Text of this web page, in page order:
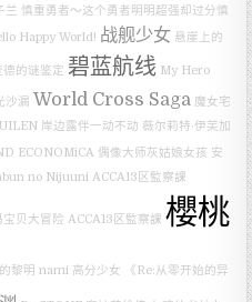
兰 慎重勇者～这个勇者明明超强却过分慎
Happy World! 战舰少女 悬崖上的
的谜鉴定 碧蓝航线 My Hero
沙漏 World Cross Saga 魔女宅
岸边露伴一动不动 薇尔莉特·伊芙加
ECONOMiCA 偶像大师灰姑娘女孩 安
no Nijuuni ACCA13区監察課
宝贝大冒险 ACCA13区監察課 櫻桃
黎明 nami 高分少女 《Re:从零开始的异